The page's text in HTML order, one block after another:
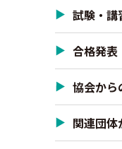
試験・講
合格発表
協会から
関連団体